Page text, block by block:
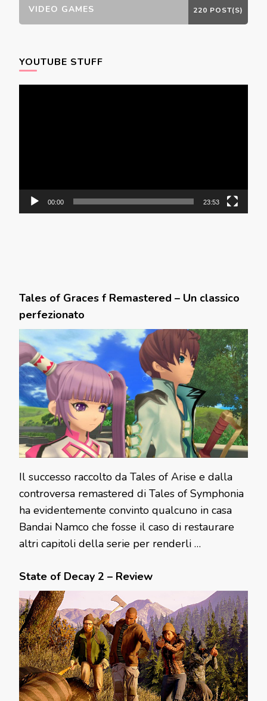
VIDEO GAMES 220 POST(S)
YOUTUBE STUFF
00:00 23:53
Tales of Graces f Remastered – Un classico
perfezionato
Il successo raccolto da Tales of Arise e dalla
controversa remastered di Tales of Symphonia
ha evidentemente convinto qualcuno in casa
Bandai Namco che fosse il caso di restaurare
altri capitoli della serie per renderli …
State of Decay 2 – Review